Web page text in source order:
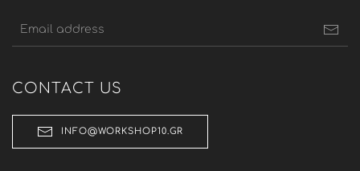
CONTACT US
INFO@WORKSHOP10.GR